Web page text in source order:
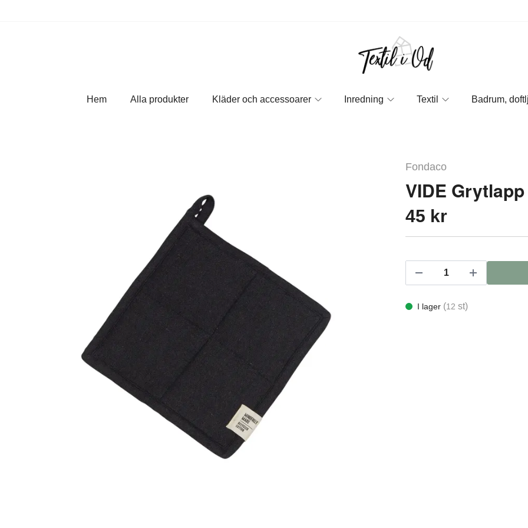
Hem Alla produkter Kläder och accessoarer Inredning Textil Badrum,
Fondaco
VIDE
45 kr
I lager (12 st)